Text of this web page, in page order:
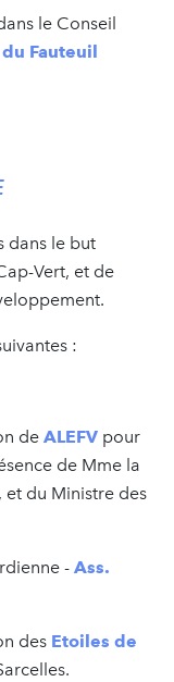
le Conseil
Fauteuil
dans le but
Vert, et de
:
de ALEFV pour
de Mme la
et du Ministre des
- Ass.
des Etoiles de